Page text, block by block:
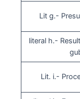
Lit g.-
literal h.-
Lit. i.-